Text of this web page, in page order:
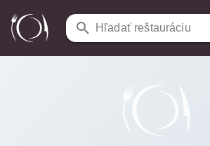
Hľadať reštauráciu
Reštaurácie / Emporio